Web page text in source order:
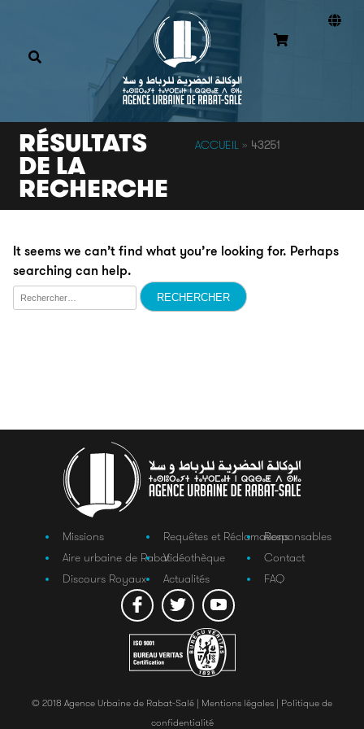
RÉSULTATS
DE LA
RECHERCHE
ACCUEIL » 43251
It seems we can’t find what you’re looking for. Perhaps
searching can help.
Rechercher :
Missions
Aire urbaine de Rabat
Discours Royaux
Requêtes et Réclamations
Vidéothèque
Actualités
Responsables
Contact
FAQ
© 2018 Agence Urbaine de Rabat-Salé | Mentions légales | Politique de
confidentialité